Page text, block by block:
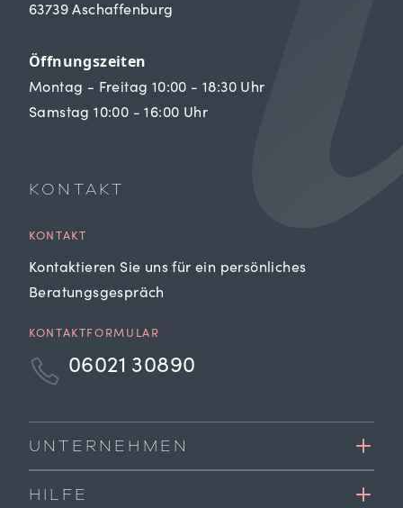
63739 Aschaffenburg
Öffnungszeiten
Montag - Freitag 10:00 - 18:30 Uhr
Samstag 10:00 - 16:00 Uhr
KONTAKT
KONTAKT
Kontaktieren Sie uns für ein persönliches
Beratungsgespräch
KONTAKTFORMULAR
06021 30890
UNTERNEHMEN
HILFE